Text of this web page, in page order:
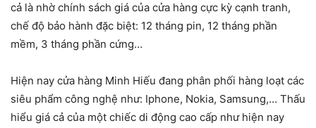
cả là nhờ chính sách giá của cửa hàng cực kỳ cạnh tranh,
chế độ bảo hành đặc biệt: 12 tháng pin, 12 tháng phần
mềm, 3 tháng phần cứng…
Hiện nay cửa hàng Minh Hiếu đang phân phối hàng loạt các
siêu phẩm công nghệ như: Iphone, Nokia, Samsung,… Thấu
hiểu giá cả của một chiếc di động cao cấp như hiện nay